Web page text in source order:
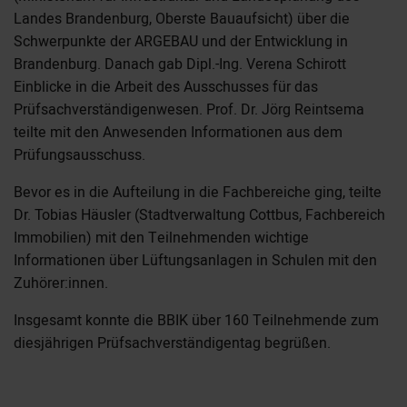
Landes Brandenburg, Oberste Bauaufsicht) über die
Schwerpunkte der ARGEBAU und der Entwicklung in
Brandenburg. Danach gab Dipl.-Ing. Verena Schirott
Einblicke in die Arbeit des Ausschusses für das
Prüfsachverständigenwesen. Prof. Dr. Jörg Reintsema
teilte mit den Anwesenden Informationen aus dem
Prüfungsausschuss.
Bevor es in die Aufteilung in die Fachbereiche ging, teilte
Dr. Tobias Häusler (Stadtverwaltung Cottbus, Fachbereich
Immobilien) mit den Teilnehmenden wichtige
Informationen über Lüftungsanlagen in Schulen mit den
Zuhörer:innen.
Insgesamt konnte die BBIK über 160 Teilnehmende zum
diesjährigen Prüfsachverständigentag begrüßen.